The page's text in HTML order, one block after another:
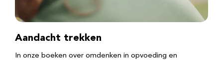
Aandacht trekken
In onze boeken over omdenken in opvoeding en